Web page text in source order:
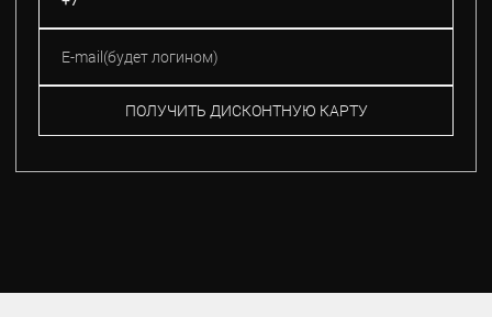
ПОЛУЧИТЬ ДИСКОНТНУЮ КАРТУ